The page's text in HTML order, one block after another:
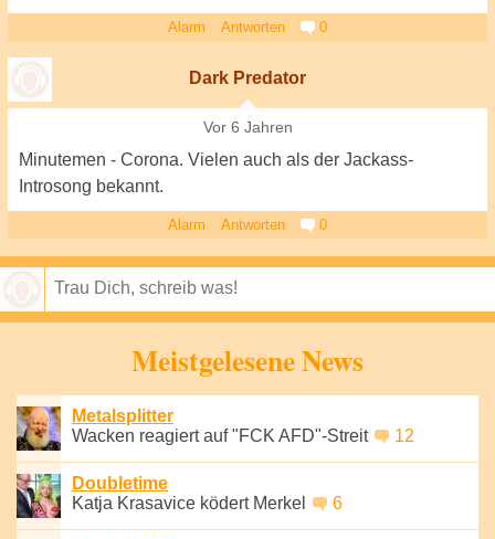
Alarm Antworten 0
Dark Predator
Vor 6 Jahren
Minutemen - Corona. Vielen auch als der Jackass-
Introsong bekannt.
Alarm Antworten 0
Meistgelesene News
Metalsplitter
Wacken reagiert auf "FCK AFD"-Streit
12
Doubletime
Katja Krasavice ködert Merkel
6